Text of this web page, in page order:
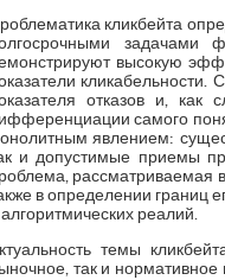
кликбейта
задачами
высокую
кликабельности.
отказов и, как
самого
явлением:
и допустимые приемы
рассматриваемая
в определении границ
реалий.
темы
так и нормативное